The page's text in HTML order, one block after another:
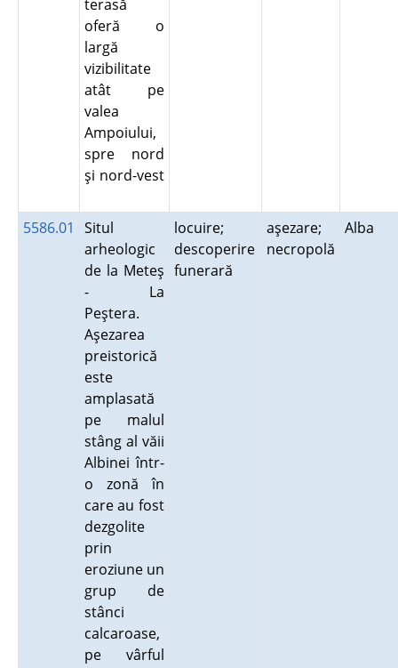
terasă
oferă o
largă
vizibilitate
atât pe
valea
Ampoiului,
spre nord
şi nord-vest
5586.01
Situl
arheologic
de la Meteş
- La
Peştera.
Aşezarea
preistorică
este
amplasată
pe malul
stâng al văii
Albinei într-
o zonă în
care au fost
dezgolite
prin
eroziune un
grup de
stânci
calcaroase,
pe vârful
locuire;
descoperire
funerară
aşezare;
necropolă
Alba